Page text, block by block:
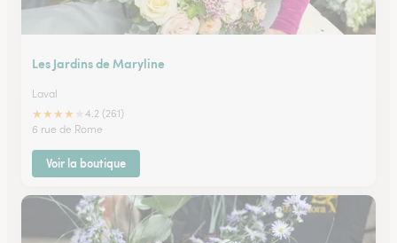
Les Jardins de Maryline
Laval
★★★★
4.2 (261)
6 rue de Rome
Voir la boutique